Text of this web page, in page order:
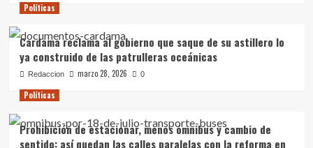
Políticas
Cardama reclama al gobierno que saque de su astillero lo
ya construido de las patrulleras oceánicas
Redaccion marzo 28, 2026 0
Políticas
Prohibición de estacionar, menos ómnibus y cambio de
sentido: así quedan las calles paralelas con la reforma en